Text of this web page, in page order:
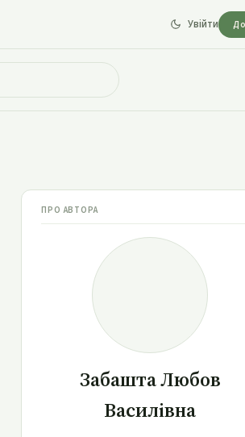
Увійти
ПРО АВТОРА
Забашта Любов
Василівна